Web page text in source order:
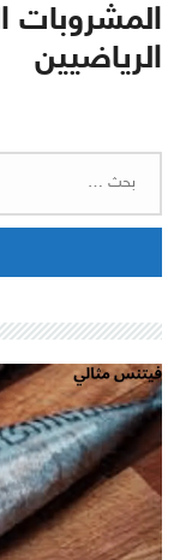
المشروبات
الرياضيين